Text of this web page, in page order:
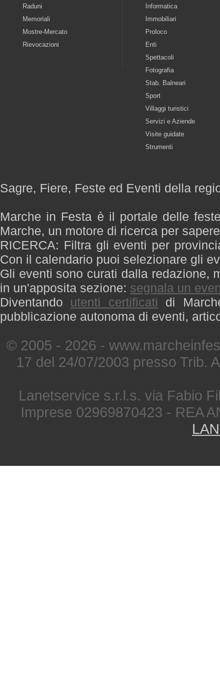
Raduni
Memoriali
Mostre-Mercato
Rievocazioni
Informatica
Immobiliari
Proloco
Enti
Spettacoli
Fotografia
Stab. Balneari
Sport
Villaggi turistici
Servizi e Aziende
Visite guidate
Strumenti
Sagre, Fiere, Feste ed Eventi della
Marche in Festa è il portale delle
Marche, un motore di ricerca per
RICERCA: Filtra gli eventi per
Con il calendario puoi selezionare gli
Gli eventi sono curati dalla redazione,
in un'apposita sezione: segnala un
Diventando utenti certificati di
pubblicazione autonoma di eventi,
© 2005 - 2026 -
17 del 24/07/2003 presso Trib.
Lanetservice s.r.l.s. via Fabio
Imprese 02969870423 - REA